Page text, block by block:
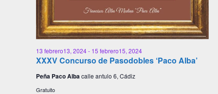
XXXV Concurso de Pasodobles ‘Paco Alba’
13 febrero13, 2024- 15 febrero15, 2024
Peña Paco Albacalle antulo 6, Cádiz
Gratuito